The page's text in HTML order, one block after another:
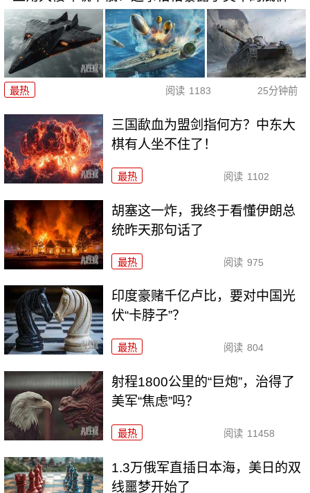
最热 阅读 1183 25分钟前
三国歃血为盟剑指何方？中东大
棋有人坐不住了！
最热 阅读 1102
胡塞这一炸，我终于看懂伊朗总
统昨天那句话了
最热 阅读 975
印度豪赌千亿卢比，要对中国光
伏“卡脖子”？
最热 阅读 804
射程1800公里的“巨炮”，治得了
美军“焦虑”吗？
最热 阅读 11458
1.3万俄军直插日本海，美日的双
线噩梦开始了